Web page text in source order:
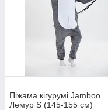
Піжама кігурумі Jamboo
Лемур S (145-155 см)